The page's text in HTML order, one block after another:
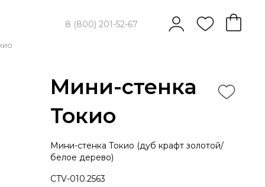
8 (800) 201-52-67
Мини-стенка
Токио
Мини-стенка Токио (дуб крафт золотой/
белое дерево)
CTV-010.2563